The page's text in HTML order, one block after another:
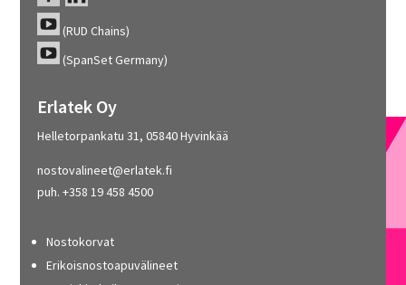
(RUD Chains)
(SpanSet Germany)
Erlatek Oy
Helletorpankatu 31, 05840 Hyvinkää
nostovalineet@erlatek.fi
puh. +358 19 458 4500
Nostokorvat
Erikoisnostoapuvälineet